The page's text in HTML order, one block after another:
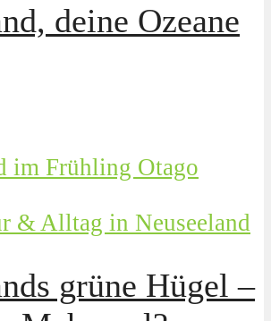
deine Ozeane
& Alltag in Neuseeland
grüne Hügel –